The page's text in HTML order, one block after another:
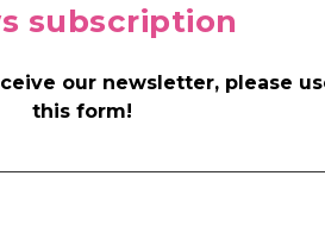
subscription
our newsletter, please
this form!